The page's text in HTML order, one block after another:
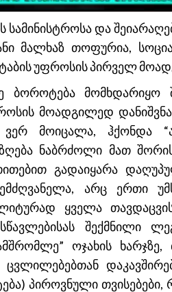
სამინისტროსა და
მალხაზ თოფურია,
უფროსის პირველ
ბოროტება მომხდარიყო
მოადგილედ
მოიცალა, ჰქონდა
ნაბრძოლი მათ
გადაიყარა
არც ერთი
ყველა
შექმნილი
ოჯახის
პიროვნული